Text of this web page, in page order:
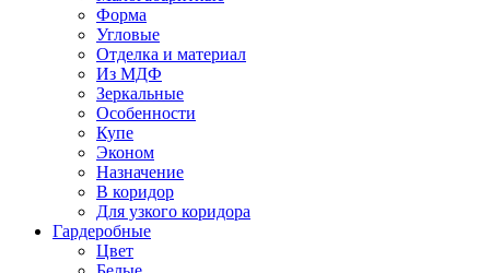
Форма
Угловые
Отделка и материал
Из МДФ
Зеркальные
Особенности
Купе
Эконом
Назначение
В коридор
Для узкого коридора
Гардеробные
Цвет